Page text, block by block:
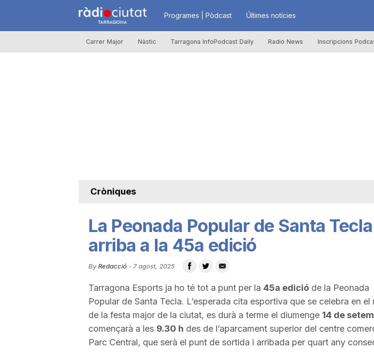
R
à
u
t
t
Programes | Pòdcast Últimes notícies
Carrer Major Nàstic Tarragona InfoPodcast Daily Radio News Inscripcions
Cròniques
La Peonada Popular de Santa Tecla
arriba a la 45a edició
By Redacció- 7 agost, 2025
Tarragona Esports ja ho té tot a punt per la 45a edicióde la Peonada
Popular de Santa Tecla. L’esperada cita esportiva que se celebra en el
de la festa major de la ciutat, es durà a terme el diumenge 14 de
començarà a les 9.30 h des de l’aparcament superior del centre
Parc Central, que serà el punt de sortida i arribada per quart any